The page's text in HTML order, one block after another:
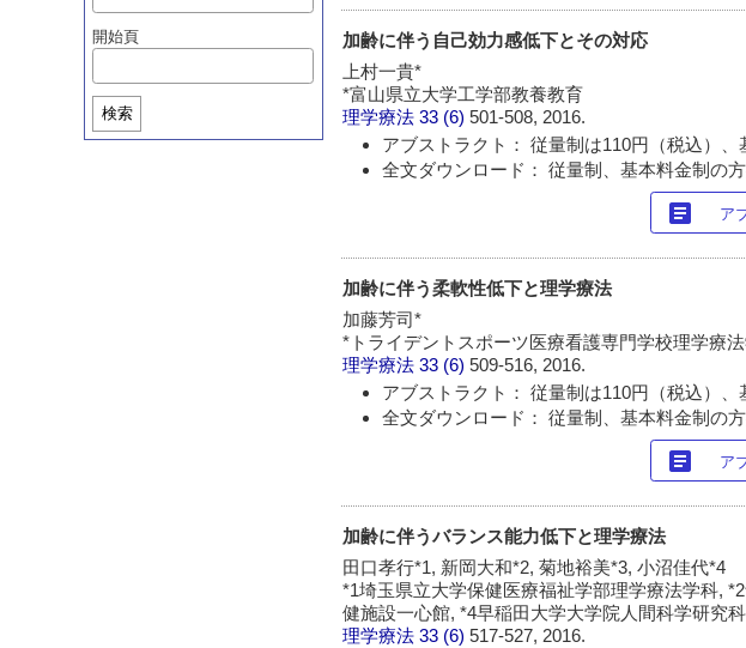
開始頁
検索
加齢に伴う自己効力感低下とその対応
上村一貴*
*富山県立大学工学部教養教育
理学療法 33 (6)501-508, 2016.
アブストラクト： 従量制は110円（税込）、
全文ダウンロード： 従量制、基本料金制の
article ア
加齢に伴う柔軟性低下と理学療法
加藤芳司*
*トライデントスポーツ医療看護専門学校理学療
理学療法 33 (6)509-516, 2016.
アブストラクト： 従量制は110円（税込）、
全文ダウンロード： 従量制、基本料金制の
article ア
加齢に伴うバランス能力低下と理学療法
田口孝行*1, 新岡大和*2, 菊地裕美*3, 小沼佳代*4
*1埼玉県立大学保健医療福祉学部理学療法学科,
健施設一心館, *4早稲田大学大学院人間科学研究科
理学療法 33 (6)517-527, 2016.